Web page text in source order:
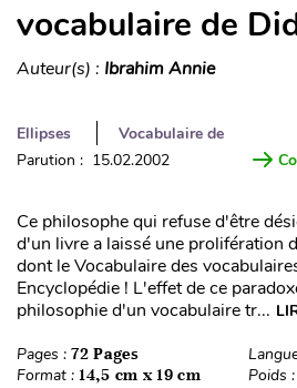
vocabulaire de
Auteur(s) : Ibrahim Annie
Ellipses
Vocabulaire de
Parution : 15.02.2002
Ce philosophe qui refuse d'être
d'un livre a laissé une prolifération
dont le Vocabulaire des
Encyclopédie ! L'effet de ce
philosophie d'un vocabulaire tr...
Pages : 72 Pages
Format : 14,5 cm x 19 cm Poids :